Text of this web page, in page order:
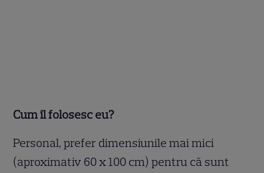
Cum îl folosesc eu?
Personal, prefer dimensiunile mai mici
(aproximativ 60 x 100 cm) pentru că sunt